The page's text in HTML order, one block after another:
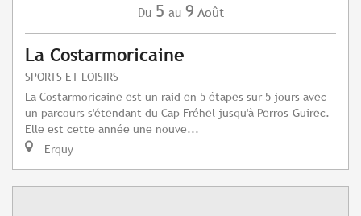
Du 5 au 9 Août
La Costarmoricaine
SPORTS ET LOISIRS
La Costarmoricaine est un raid en 5 étapes sur 5 jours avec
un parcours s'étendant du Cap Fréhel jusqu'à Perros-Guirec.
Elle est cette année une nouve...
Erquy